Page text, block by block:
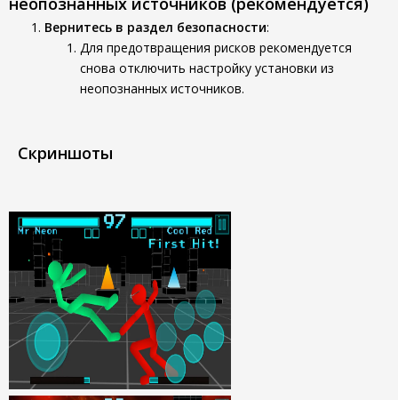
Вернитесь в раздел безопасности:
Для предотвращения рисков рекомендуется
снова отключить настройку установки из
неопознанных источников.
Скриншоты